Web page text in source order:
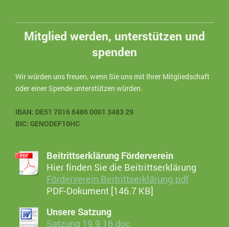
Mitglied werden, unterstützen und
spenden
Wir würden uns freuen, wenn Sie uns mit Ihrer Mitgliedschaft
oder einer Spende unterstützen würden.
IBAN: DE51 7016 6486 0001 3483 29
BIC: GENODEF10HC
Beitrittserklärung Förderverein
Hier finden Sie die Beitrittserklärung
Förderverein Beitrittserklärung.pdf
PDF-Dokument [146.7 KB]
Unsere Satzung
Satzung 19.9.16.doc